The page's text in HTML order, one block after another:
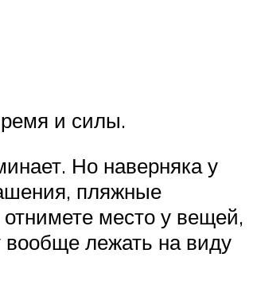
и силы.
Но наверняка у
пляжные
место у вещей,
вообще лежать на виду